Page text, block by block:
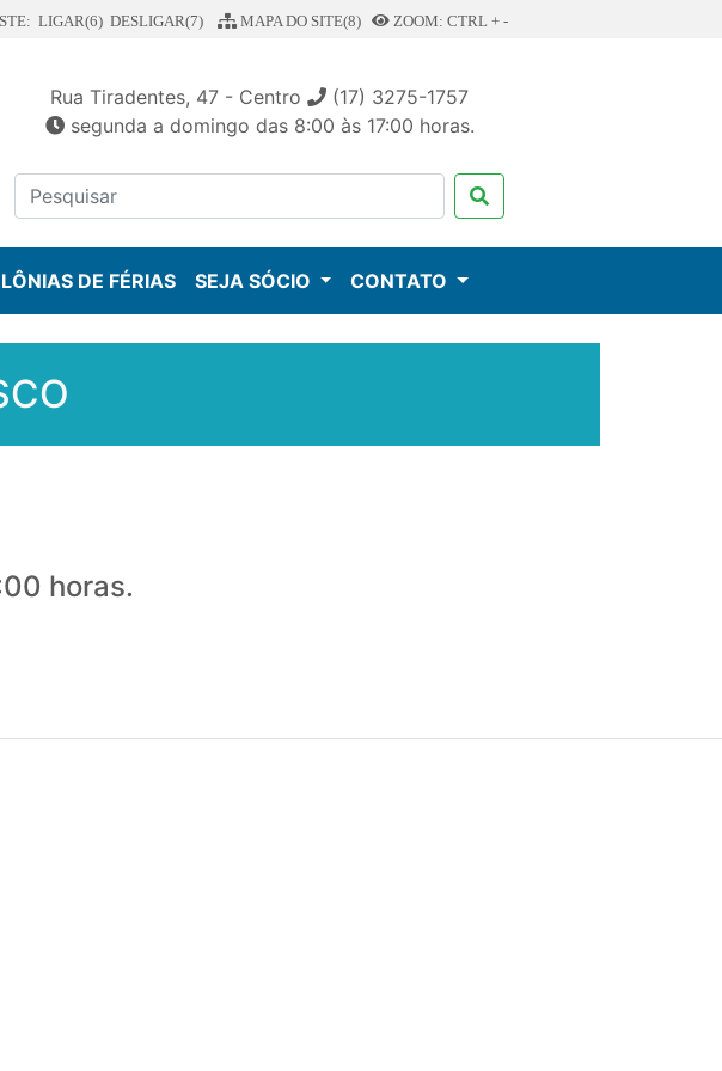
LIGAR(6) DESLIGAR(7) MAPA DO SITE(8) ZOOM: CTRL + -
Rua Tiradentes, 47 - Centro
(17) 3275-1757
segunda a domingo das 8:00 às 17:00 horas.
DE FÉRIAS SEJA SÓCIO CONTATO
horas.